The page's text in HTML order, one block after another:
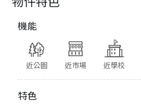
機能
近公園 近市場 近學校
特色